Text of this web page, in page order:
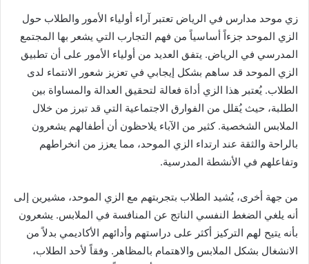
زي موحد مدارس في الرياض تعتبر آراء أولياء الأمور والطلاب حول
الزي الموحد جزءاً أساسياً من فهم التجارب التي يشعر بها المجتمع
المدرسي في الرياض. يتفق العديد من أولياء الأمور على أن تطبيق
الزي الموحد قد ساهم بشكل إيجابي في تعزيز شعور الانتماء لدى
الطلاب. يُعتبر هذا الزي أداة فعالة لتحقيق العدالة والمساواة بين
الطلبة، حيث يُقلل من الفوارق الاجتماعية التي قد تبرز من خلال
الملابس الشخصية. كثير من الآباء يلاحظون أن أطفالهم يشعرون
بالراحة والثقة عند ارتداء الزي الموحد، مما يعزز من انخراطهم
وتفاعلهم في الأنشطة المدرسية.
من جهة أخرى، يُشيد الطلاب بتجربتهم مع الزي الموحد، مشيرين إلى
أنه يلغي الضغط النفسي الناتج عن المنافسة في الملابس. يشعرون
بأنه يتيح لهم التركيز أكثر على دراستهم وأدائهم الأكاديمي بدلاً من
الانشغال بشكل الملابس والاهتمام بالمظاهر. وفقاً لأحد الطلاب،